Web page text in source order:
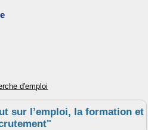
d'emploi
sur l’emploi, la formation et